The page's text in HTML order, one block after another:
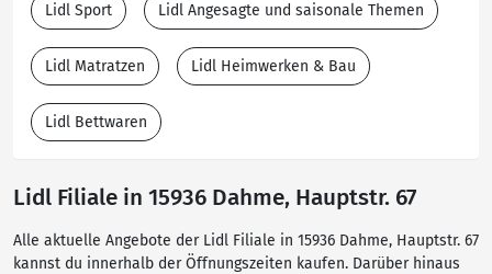
Lidl Sport Lidl Angesagte und saisonale Themen
Lidl Matratzen Lidl Heimwerken & Bau
Lidl Bettwaren
Lidl Filiale in 15936 Dahme, Hauptstr. 67
Alle aktuelle Angebote der Lidl Filiale in 15936 Dahme, Hauptstr. 67
kannst du innerhalb der Öffnungszeiten kaufen. Darüber hinaus